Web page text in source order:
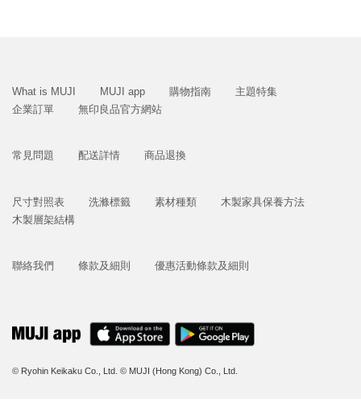
What is MUJI MUJI app 購物指南
主題特集
企業訂單
無印良品官方網站
常見問題 配送詳情 商品退換
尺寸對照表 洗滌標籤 素材種類
木製家具保養方法
木製層架結構
聯絡我們 條款及細則 優惠活動條款及細則
© Ryohin Keikaku Co., Ltd. © MUJI (Hong Kong) Co., Ltd.